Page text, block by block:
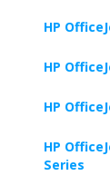
HP
HP
HP
HP
Series